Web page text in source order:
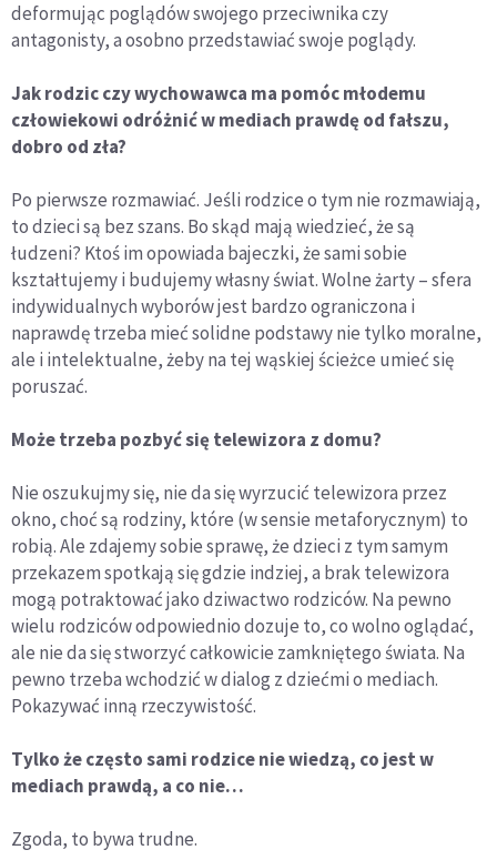
deformując poglądów swojego przeciwnika czy
antagonisty, a osobno przedstawiać swoje poglądy.
Jak rodzic czy wychowawca ma pomóc młodemu
człowiekowi odróżnić w mediach prawdę od fałszu,
dobro od zła?
Po pierwsze rozmawiać. Jeśli rodzice o tym nie rozmawiają,
to dzieci są bez szans. Bo skąd mają wiedzieć, że są
łudzeni? Ktoś im opowiada bajeczki, że sami sobie
kształtujemy i budujemy własny świat. Wolne żarty – sfera
indywidualnych wyborów jest bardzo ograniczona i
naprawdę trzeba mieć solidne podstawy nie tylko moralne,
ale i intelektualne, żeby na tej wąskiej ścieżce umieć się
poruszać.
Może trzeba pozbyć się telewizora z domu?
Nie oszukujmy się, nie da się wyrzucić telewizora przez
okno, choć są rodziny, które (w sensie metaforycznym) to
robią. Ale zdajemy sobie sprawę, że dzieci z tym samym
przekazem spotkają się gdzie indziej, a brak telewizora
mogą potraktować jako dziwactwo rodziców. Na pewno
wielu rodziców odpowiednio dozuje to, co wolno oglądać,
ale nie da się stworzyć całkowicie zamkniętego świata. Na
pewno trzeba wchodzić w dialog z dziećmi o mediach.
Pokazywać inną rzeczywistość.
Tylko że często sami rodzice nie wiedzą, co jest w
mediach prawdą, a co nie…
Zgoda, to bywa trudne.